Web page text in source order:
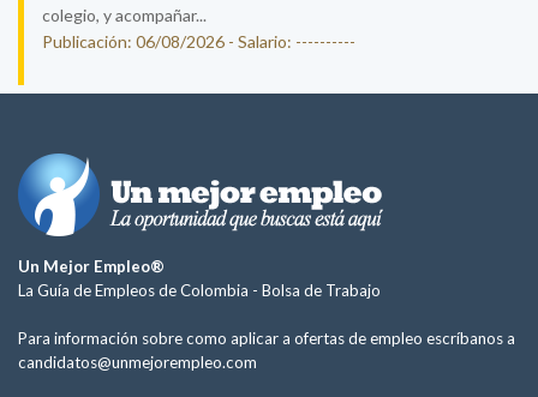
colegio, y acompañar...
Publicación: 06/08/2026 - Salario: ----------
Un Mejor Empleo®
La Guía de Empleos de Colombia - Bolsa de Trabajo
Para información sobre como aplicar a ofertas de empleo escríbanos a
candidatos@unmejorempleo.com